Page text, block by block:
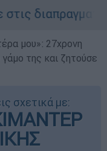
- Οι
μου»: 27χρονη
της και ζητούσε
σχετικά με: